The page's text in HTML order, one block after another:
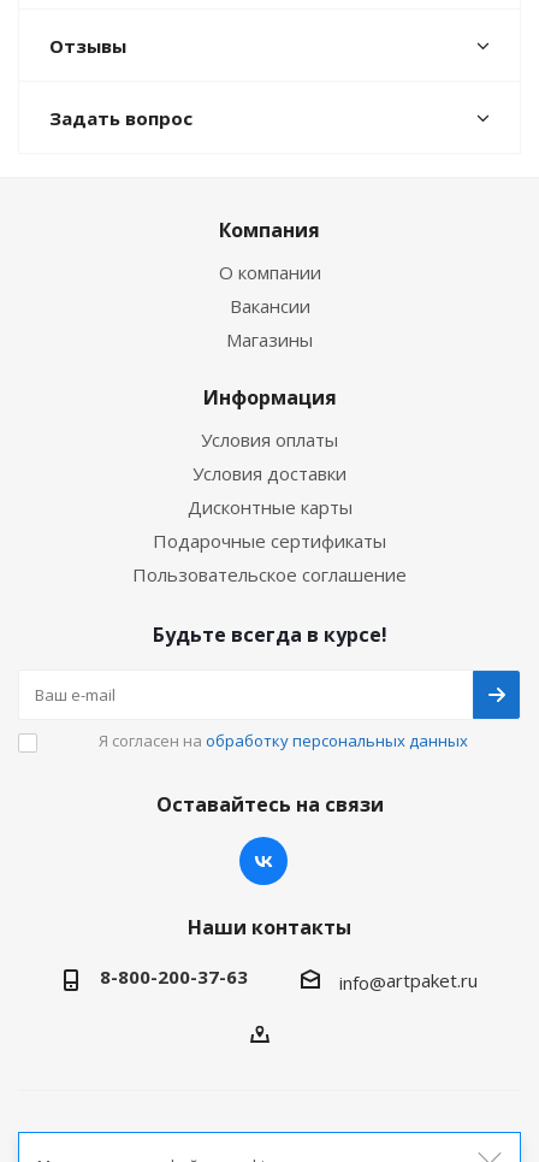
Отзывы
Задать вопрос
Компания
О компании
Вакансии
Магазины
Информация
Условия оплаты
Условия доставки
Дисконтные карты
Подарочные сертификаты
Пользовательское соглашение
Будьте всегда в курсе!
Я согласен на обработку персональных данных
Оставайтесь на связи
Наши контакты
8-800-200-37-63 info@artpaket.ru